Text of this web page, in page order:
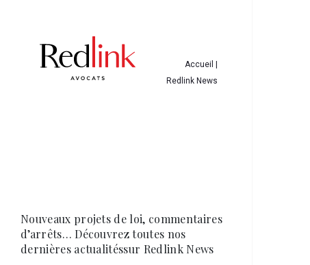
Accueil |
Redlink News
Nouveaux projets de loi, commentaires
d’arrêts… Découvrez toutes nos
dernières actualitéssur Redlink News